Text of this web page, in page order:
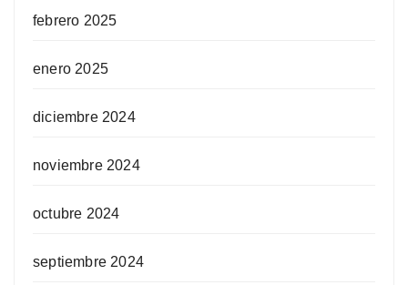
febrero 2025
enero 2025
diciembre 2024
noviembre 2024
octubre 2024
septiembre 2024